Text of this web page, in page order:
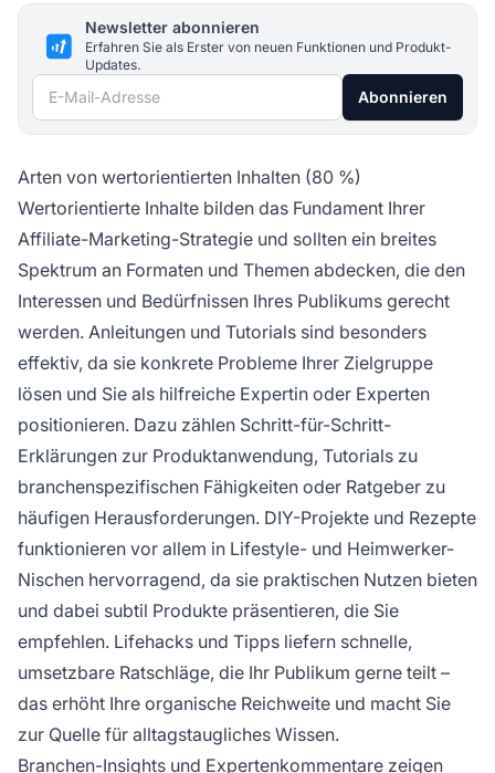
Newsletter abonnieren
Erfahren Sie als Erster von neuen Funktionen und Produkt-
Updates.
E-Mail-Adresse Abonnieren
Arten von wertorientierten Inhalten (80 %)
Wertorientierte Inhalte bilden das Fundament Ihrer
Affiliate-Marketing-Strategie und sollten ein breites
Spektrum an Formaten und Themen abdecken, die den
Interessen und Bedürfnissen Ihres Publikums gerecht
werden. Anleitungen und Tutorials sind besonders
effektiv, da sie konkrete Probleme Ihrer Zielgruppe
lösen und Sie als hilfreiche Expertin oder Experten
positionieren. Dazu zählen Schritt-für-Schritt-
Erklärungen zur Produktanwendung, Tutorials zu
branchenspezifischen Fähigkeiten oder Ratgeber zu
häufigen Herausforderungen. DIY-Projekte und Rezepte
funktionieren vor allem in Lifestyle- und Heimwerker-
Nischen hervorragend, da sie praktischen Nutzen bieten
und dabei subtil Produkte präsentieren, die Sie
empfehlen. Lifehacks und Tipps liefern schnelle,
umsetzbare Ratschläge, die Ihr Publikum gerne teilt –
das erhöht Ihre organische Reichweite und macht Sie
zur Quelle für alltagstaugliches Wissen.
Branchen-Insights und Expertenkommentare zeigen